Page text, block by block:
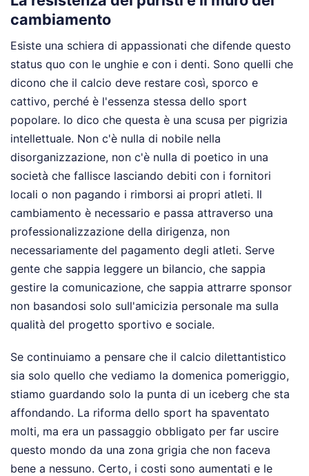
cambiamento
Esiste una schiera di appassionati che difende questo
status quo con le unghie e con i denti. Sono quelli che
dicono che il calcio deve restare così, sporco e
cattivo, perché è l'essenza stessa dello sport
popolare. Io dico che questa è una scusa per pigrizia
intellettuale. Non c'è nulla di nobile nella
disorganizzazione, non c'è nulla di poetico in una
società che fallisce lasciando debiti con i fornitori
locali o non pagando i rimborsi ai propri atleti. Il
cambiamento è necessario e passa attraverso una
professionalizzazione della dirigenza, non
necessariamente del pagamento degli atleti. Serve
gente che sappia leggere un bilancio, che sappia
gestire la comunicazione, che sappia attrarre sponsor
non basandosi solo sull'amicizia personale ma sulla
qualità del progetto sportivo e sociale.
Se continuiamo a pensare che il calcio dilettantistico
sia solo quello che vediamo la domenica pomeriggio,
stiamo guardando solo la punta di un iceberg che sta
affondando. La riforma dello sport ha spaventato
molti, ma era un passaggio obbligato per far uscire
questo mondo da una zona grigia che non faceva
bene a nessuno. Certo, i costi sono aumentati e le